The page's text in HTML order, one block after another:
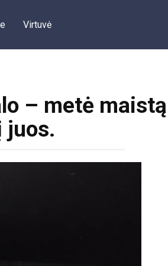
Virtuvė
– metė
juos.